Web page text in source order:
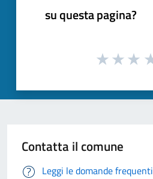
su questa pagina?
Contatta il comune
Leggi le domande frequenti